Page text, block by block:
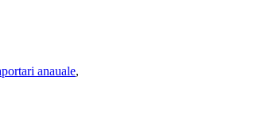
anauale,